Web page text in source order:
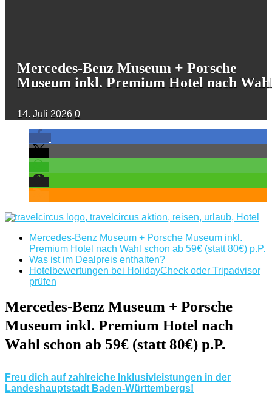
Mercedes-Benz Museum + Porsche
Museum inkl. Premium Hotel nach
14. Juli 2026 0
Mercedes-Benz Museum + Porsche Museum inkl.
Premium Hotel nach Wahl schon ab 59€ (statt 80€) p.P.
Was ist im Dealpreis enthalten?
Hotelbewertungen bei HolidayCheck oder Tripadvisor
prüfen
Mercedes-Benz Museum + Porsche
Museum inkl. Premium Hotel nach
Wahl schon ab 59€ (statt 80€) p.P.
Freu dich auf zahlreiche Inklusivleistungen in der
Landeshauptstadt Baden-Württembergs!